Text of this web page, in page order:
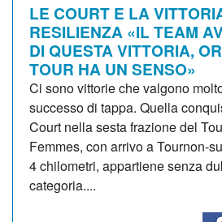
LE COURT E LA
RESILIENZA «IL TEAM
DI QUESTA VITTORIA,
TOUR HA UN SENSO»
Ci sono vittorie che valgono
successo di tappa. Quella
Court nella sesta frazione del
Femmes, con arrivo a Tournon-
4 chilometri, appartiene senza
categoria....